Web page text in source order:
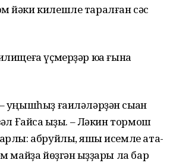
йәки килешле таралған сәс
үҫмерҙәр юҡҡа ғына
ғаиләләрҙән сыҡҡан
Ғайса ҡыҙы. – Ләкин тормош
абруйлы, яҡшы исемле ата-
майҙа йөҙгән ҡыҙҙары ла бар